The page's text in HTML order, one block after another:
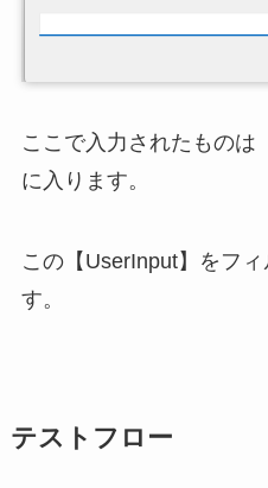
ここで入力されたものは
に入ります。
この【UserInput】をフ
す。
テストフロー